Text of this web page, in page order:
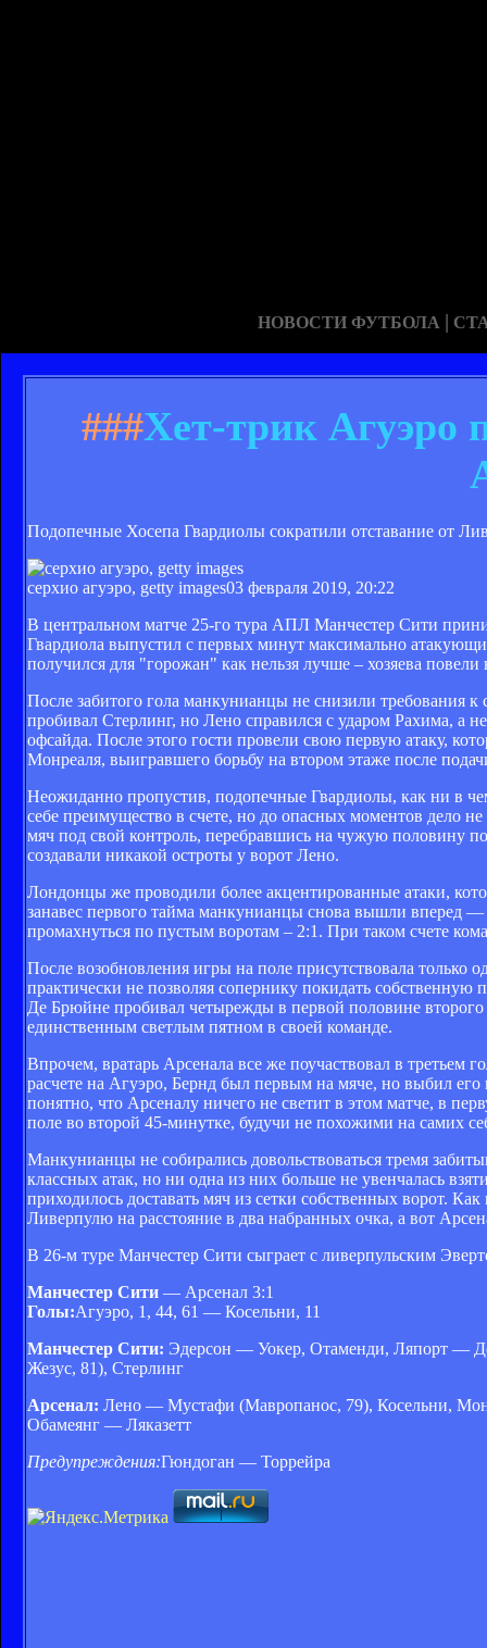
НОВОСТИ ФУТБОЛА |
###Хет-трик Агуэро
Подопечные Хосепа Гвардиолы сократили отставание от
cерхио агуэро, getty images03 февраля 2019, 20:22
В центральном матче 25-го тура АПЛ Манчестер Сити
Гвардиола выпустил с первых минут максимально
получился для "горожан" как нельзя лучше – хозяева
После забитого гола манкунианцы не снизили требования
пробивал Стерлинг, но Лено справился с ударом Рахима, а
офсайда. После этого гости провели свою первую атаку,
Монреаля, выигравшего борьбу на втором этаже после
Неожиданно пропустив, подопечные Гвардиолы, как ни в
себе преимущество в счете, но до опасных моментов дело
мяч под свой контроль, перебравшись на чужую половину
создавали никакой остроты у ворот Лено.
Лондонцы же проводили более акцентированные атаки,
занавес первого тайма манкунианцы снова вышли вперед
промахнуться по пустым воротам – 2:1. При таком счете
После возобновления игры на поле присутствовала
практически не позволяя сопернику покидать
Де Брюйне пробивал четырежды в первой половине
единственным светлым пятном в своей команде.
Впрочем, вратарь Арсенала все же поучаствовал в третьем
расчете на Агуэро, Бернд был первым на мяче, но выбил
понятно, что Арсеналу ничего не светит в этом матче, в
поле во второй 45-минутке, будучи не похожими на самих
Манкунианцы не собирались довольствоваться тремя
классных атак, но ни одна из них больше не увенчалась
приходилось доставать мяч из сетки собственных ворот.
Ливерпулю на расстояние в два набранных очка, а вот
В 26-м туре Манчестер Сити сыграет с ливерпульским
Манчестер Сити — Арсенал 3:1
Голы:Агуэро, 1, 44, 61 — Косельни, 11
Манчестер Сити: Эдерсон — Уокер, Отаменди, Ляпорт —
Жезус, 81), Стерлинг
Арсенал: Лено — Мустафи (Мавропанос, 79), Косельни,
Обамеянг — Ляказетт
Предупреждения:Гюндоган — Торрейра